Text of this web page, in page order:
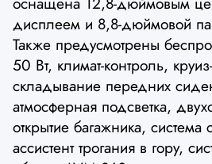
дисплеем и 8,8-дюймовой
Также предусмотрены
50 Вт, климат-контроль,
складывание передних
атмосферная подсветка,
открытие багажника, система
ассистент трогания в гору,